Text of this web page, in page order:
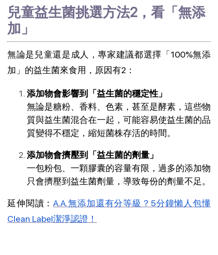
兒童益生菌挑選方法2，看「無添
加」
無論是兒童還是成人，專家建議都選擇「100%無添
加」的益生菌來食用，原因有2：
添加物會影響到「益生菌的穩定性」
無論是糖粉、香料、色素，甚至是酵素，這些物
質與益生菌混合在一起，可能容易使益生菌的品
質變得不穩定，縮短菌株存活的時間。
添加物會擠壓到「益生菌的劑量」
一包粉包、一顆膠囊的容量有限，過多的添加物
只會擠壓到益生菌劑量，導致每份的劑量不足。
延伸閱讀：A.A.無添加還有分等級？5分鐘懶人包懂
Clean Label潔淨認證！